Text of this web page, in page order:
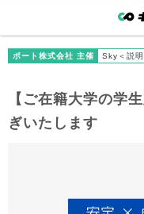
ポート株式会社 主催 Sky＜説明
【 ご在籍大学の学
ぎいたします